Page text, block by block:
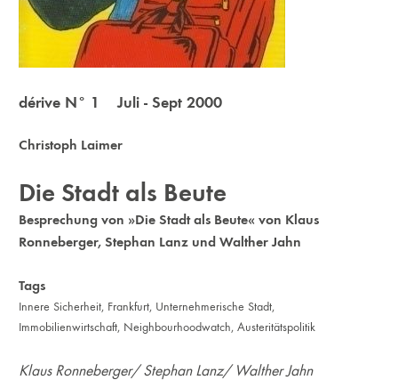
dérive N° 1 Juli - Sept 2000
Christoph Laimer
Die Stadt als Beute
Besprechung von »Die Stadt als Beute« von Klaus
Ronneberger, Stephan Lanz und Walther Jahn
Tags
Innere Sicherheit, Frankfurt, Unternehmerische Stadt,
Immobilienwirtschaft, Neighbourhoodwatch,Austeritätspolitik
Klaus Ronneberger/ Stephan Lanz/ Walther Jahn